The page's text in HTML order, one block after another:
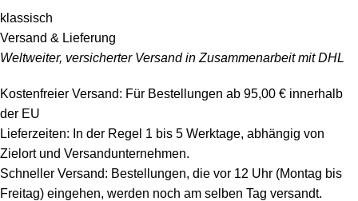
klassisch
Versand & Lieferung
Weltweiter, versicherter Versand in Zusammenarbeit mit DHL
Kostenfreier Versand: Für Bestellungen ab 95,00 € innerhalb
der EU
Lieferzeiten: In der Regel 1 bis 5 Werktage, abhängig von
Zielort und Versandunternehmen.
Schneller Versand: Bestellungen, die vor 12 Uhr (Montag bis
Freitag) eingehen, werden noch am selben Tag versandt.